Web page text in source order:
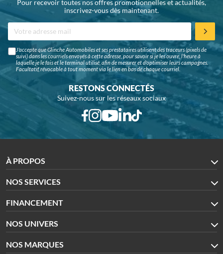
Pour recevoir toutes nos offres promotionnelles et actualités,
inscrivez-vous dès maintenant.
J'accepte que Glinche Automobiles et ses prestataires utilisent des traceurs (pixels de
suivi) dans les courriels envoyés à cette adresse, pour savoir si je les ouvre, l'heure à
laquelle je le fais et le terminal utilisé, afin de mesurer et d'optimiser leurs campagnes.
Facultatif, révocable à tout moment via le lien en bas de chaque courriel.
RESTONS CONNECTÉS
Suivez-nous sur les réseaux sociaux
À PROPOS
NOS SERVICES
FINANCEMENT
NOS UNIVERS
NOS MARQUES